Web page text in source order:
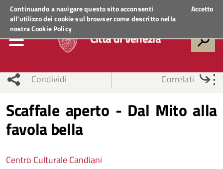
Continuando a navigare questo sito acconsenti
all'utilizzo dei cookie sul browser come descritto nella
nostraCookie Policy
Accetto
Regione VenetoACCEDI AI SERVIZI
Città di Venezia
Condividi Correlati
Scaffale aperto - Dal Mito alla
favola bella
Centro Culturale Candiani